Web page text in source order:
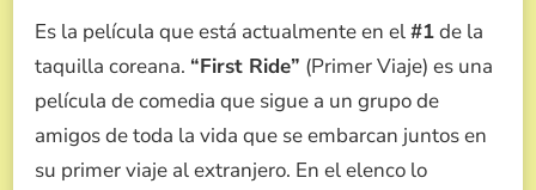
Es la película que está actualmente en el#1de la
taquilla coreana. “First Ride” (Primer Viaje) es una
película de comedia que sigue a un grupo de
amigos de toda la vida que se embarcan juntos en
su primer viaje al extranjero. En el elenco lo